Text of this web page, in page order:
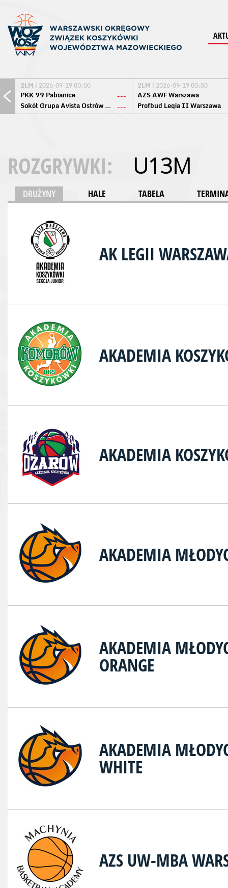
2LM | 2026-09-19 00:00
PKK 99 Pabianice
---
Sokół Grupa Avista Ostrów Maz. ---
2LM | 2026-09-19 00:00
AZS AWF Warszawa
Profbud Legia II Warszawa
ROZGRYWKI: U13M
DRUŻYNY HALE TABELA
AK LEGII
AKADEMIA
AKADEMIA
AKADEMIA
AKADEMIA
ORANGE
AKADEMIA
WHITE
AZS UW-MBA